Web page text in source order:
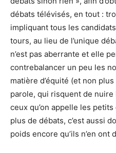
débats télévisés, en tout :
impliquant tous les
tours, au lieu de l’unique
n’est pas aberrante et elle
contrebalancer un peu les
matière d’équité (et non
parole, qui risquent de
ceux qu’on appelle les
plus de débats, c’est aussi
poids encore qu’ils n’en ont